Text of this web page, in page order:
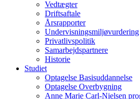
Vedtægter
Driftsaftale
Årsrapporter
Undervisningsmiljøvurdering
Privatlivspolitik
Samarbejdspartnere
Historie
Studiet
Optagelse Basisuddannelse
Optagelse Overbygning
Anne Marie Carl-Nielsen